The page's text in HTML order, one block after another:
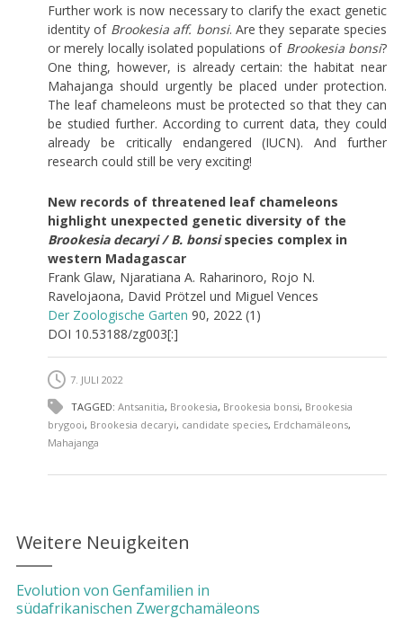
Further work is now necessary to clarify the exact genetic
identity of Brookesia aff. bonsi. Are they separate species
or merely locally isolated populations of Brookesia bonsi?
One thing, however, is already certain: the habitat near
Mahajanga should urgently be placed under protection.
The leaf chameleons must be protected so that they can
be studied further. According to current data, they could
already be critically endangered (IUCN). And further
research could still be very exciting!
New records of threatened leaf chameleons
highlight unexpected genetic diversity of the
Brookesia decaryi / B. bonsispecies complex in
western Madagascar
Frank Glaw, Njaratiana A. Raharinoro, Rojo N.
Ravelojaona, David Prötzel und Miguel Vences
Der Zoologische Garten 90, 2022 (1)
DOI 10.53188/zg003[:]
7. JULI 2022
TAGGED: Antsanitia, Brookesia, Brookesia bonsi, Brookesia
brygooi, Brookesia decaryi, candidate species, Erdchamäleons,
Mahajanga
Weitere Neuigkeiten
Evolution von Genfamilien in
südafrikanischen Zwergchamäleons